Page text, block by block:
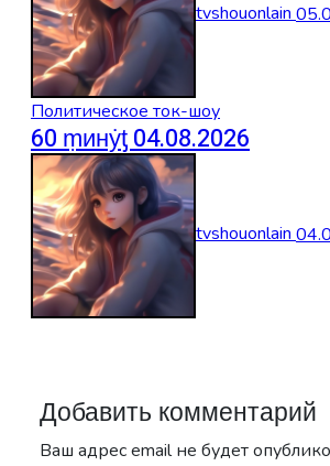
tvshouonlain
Политическое ток-шоу
60 ṃинẏƫ 04.08.2026
tvshouonlain
Добавить комментарий
Ваш адрес email не будет